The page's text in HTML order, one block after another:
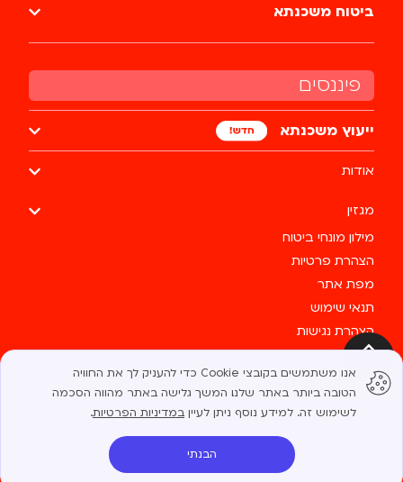
אנו משתמשים בקובצי Cookie כדי להעניק לך את החוויה
הטובה ביותר באתר שלנו. המשך גלישה באתר מהווה הסכמה
לשימוש זה. למידע נוסף ניתן לעיין במדיניות הפרטיות.
הבנתי
פיננסים
ייעוץ משכנתא
אודות
מגזין
מילון מונחי ביטוח
הצהרת פרטיות
מפת אתר
תנאי שימוש
הצהרת נגישות
צרו קשר
ביטוח משכנתא
כל הזכויות שמורות לבסטי @ 2025